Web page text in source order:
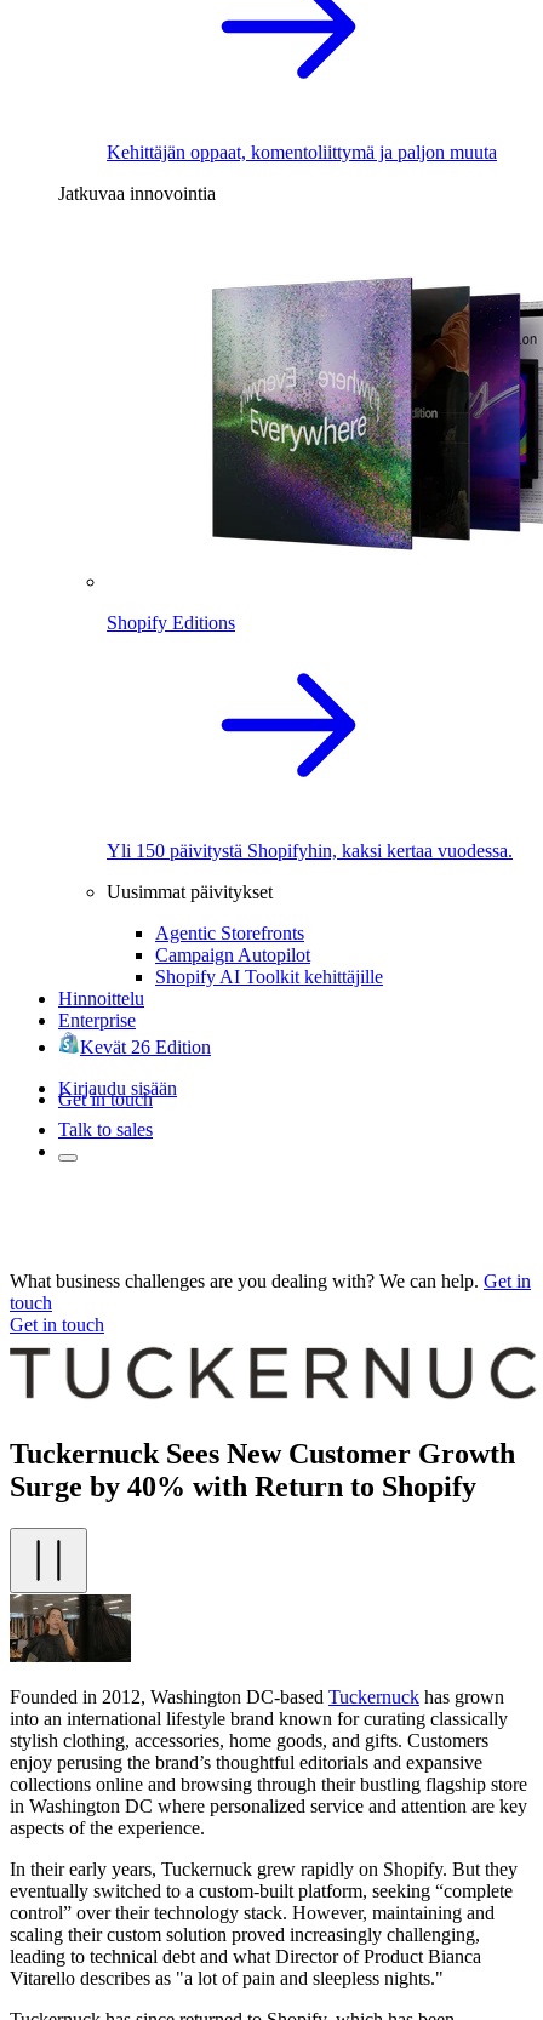
Kehittäjän oppaat, komentoliittymä ja paljon muuta
Jatkuvaa innovointia
Shopify Editions
Yli 150 päivitystä Shopifyhin, kaksi kertaa vuodessa.
Uusimmat päivitykset
Agentic Storefronts
Campaign Autopilot
Shopify AI Toolkit kehittäjille
Hinnoittelu
Enterprise
Kevät 26 Edition
Kirjaudu sisään
Get in touch
Talk to sales
What business challenges are you dealing with? We can help. Get in
touch
Get in touch
Tuckernuck Sees New Customer Growth
Surge by 40% with Return to Shopify
Founded in 2012, Washington DC-based Tuckernuck has grown
into an international lifestyle brand known for curating classically
stylish clothing, accessories, home goods, and gifts. Customers
enjoy perusing the brand’s thoughtful editorials and expansive
collections online and browsing through their bustling flagship store
in Washington DC where personalized service and attention are key
aspects of the experience.
In their early years, Tuckernuck grew rapidly on Shopify. But they
eventually switched to a custom-built platform, seeking “complete
control” over their technology stack. However, maintaining and
scaling their custom solution proved increasingly challenging,
leading to technical debt and what Director of Product Bianca
Vitarello describes as "a lot of pain and sleepless nights."